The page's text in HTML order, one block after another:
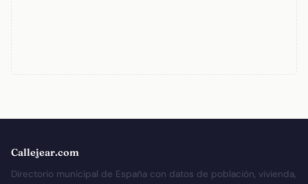
Callejear.com
Directorio municipal de España con datos de población, vivienda,